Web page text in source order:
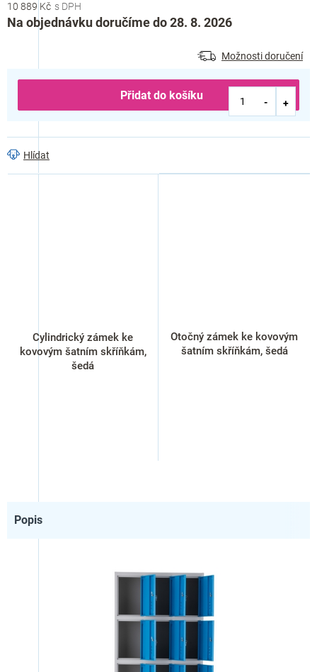
10 889 Kč
Měrná
cena:
Na objednávku doručíme do 28. 8. 2026
Možnosti doručení
Přidat do košíku
Hlídat
Cylindrický zámek ke
kovovým šatním skříňkám,
šedá
Otočný zámek ke kovovým
šatním skříňkám, šedá
Popis